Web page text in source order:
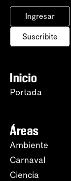
Ingresar
Suscribite
Inicio
Portada
Áreas
Ambiente
Carnaval
Ciencia